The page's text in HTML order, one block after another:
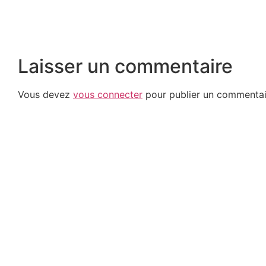
Laisser un commentaire
Vous devez vous connecter pour publier un